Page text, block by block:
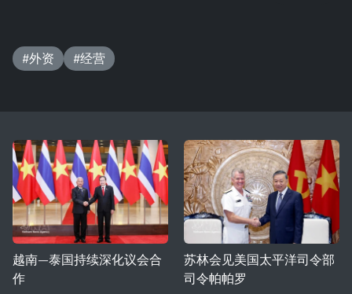
#外资 #经营
越南—泰国持续深化议会合
作
苏林会见美国太平洋司令部
司令帕帕罗